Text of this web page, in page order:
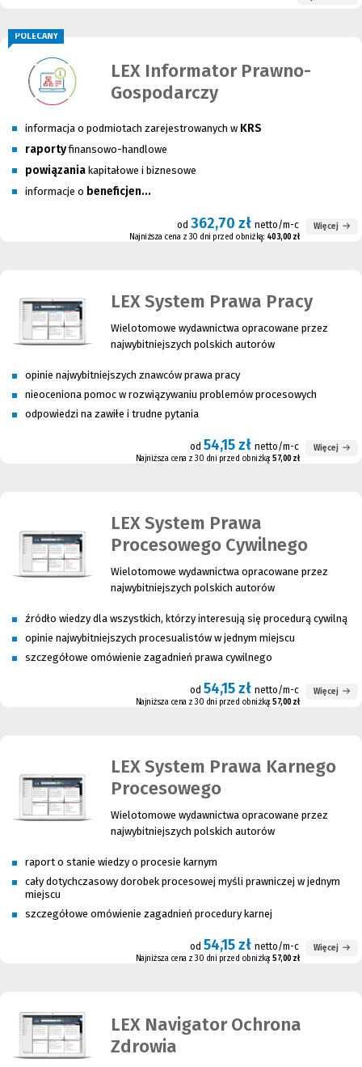
POLECANY
LEX Informator Prawno-
Gospodarczy
informacja o podmiotach zarejestrowanych w KRS
raportyfinansowo-handlowe
powiązania kapitałowe i biznesowe
informacje o beneficjen...
od 362,70 zł netto/m-c
Najniższa cena z 30 dni przed obniżką: 403,00 zł
Więcej
LEX System Prawa Pracy
Wielotomowe wydawnictwa opracowane przez
najwybitniejszych polskich autorów
opinie najwybitniejszych znawców prawa pracy
nieoceniona pomoc w rozwiązywaniu problemów procesowych
odpowiedzi na zawiłe i trudne pytania
od 54,15 zł netto/m-c
Najniższa cena z 30 dni przed obniżką: 57,00 zł
Więcej
LEX System Prawa
Procesowego Cywilnego
Wielotomowe wydawnictwa opracowane przez
najwybitniejszych polskich autorów
źródło wiedzy dla wszystkich, którzy interesują się procedurą cywilną
opinie najwybitniejszych procesualistów w jednym miejscu
szczegółowe omówienie zagadnień prawa cywilnego
od 54,15 zł netto/m-c
Najniższa cena z 30 dni przed obniżką: 57,00 zł
Więcej
LEX System Prawa Karnego
Procesowego
Wielotomowe wydawnictwa opracowane przez
najwybitniejszych polskich autorów
raport o stanie wiedzy o procesie karnym
cały dotychczasowy dorobek procesowej myśli prawniczej w jednym
miejscu
szczegółowe omówienie zagadnień procedury karnej
od 54,15 zł netto/m-c
Najniższa cena z 30 dni przed obniżką: 57,00 zł
Więcej
LEX Navigator Ochrona
Zdrowia